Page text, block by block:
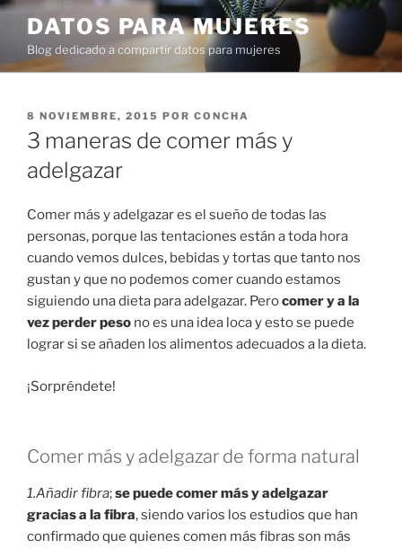
Ir
contenido
DATOS PARA MUJERES
Blog dedicado a compartir datos para mujeres
PUBLICADO
EN
8 NOVIEMBRE, 2015 POR CONCHA
3 maneras de comer más y
adelgazar
Comer más y adelgazar es el sueño de todas las
personas, porque las tentaciones están a toda hora
cuando vemos dulces, bebidas y tortas que tanto nos
gustan y que no podemos comer cuando estamos
siguiendo una dieta para adelgazar. Perocomer y a la
vez perder peso no es una idea loca y esto se puede
lograr si se añaden los alimentos adecuados a la dieta.
¡Sorpréndete!
Comer más y adelgazar de forma natural
1.Añadir fibra;se puede comer más y adelgazar
gracias a la fibra, siendo varios los estudios que han
confirmado que quienes comen más fibras son más